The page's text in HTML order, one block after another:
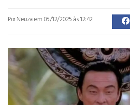
Por Neuzaem 05/12/2025 às 12:42